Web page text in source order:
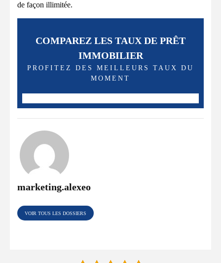
de façon illimitée.
COMPAREZ LES TAUX DE PRÊT
IMMOBILIER
PROFITEZ DES MEILLEURS TAUX DU
MOMENT
marketing.alexeo
VOIR TOUS LES DOSSIERS